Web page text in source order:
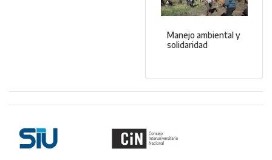
Manejo ambiental y
solidaridad